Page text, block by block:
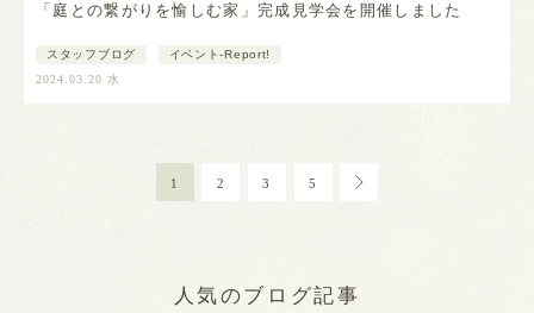
「庭との繋がりを愉しむ家」完成見学会を開催しました
スタッフブログ
イベント-Report!
2024.03.20 水
1 2 3 5
人気のブログ記事